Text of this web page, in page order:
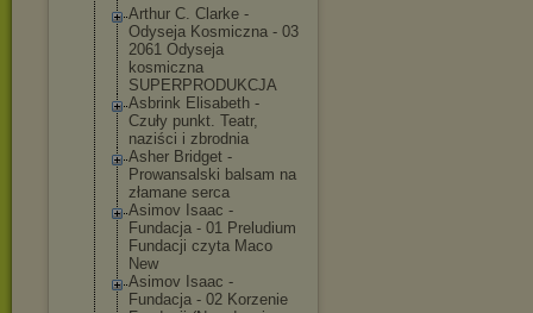
Arthur C. Clarke -
Odyseja Kosmiczna - 03
2061 Odyseja
kosmiczna
SUPERPRODUKCJA
Asbrink Elisabeth -
Czuły punkt. Teatr,
naziści i zbrodnia
Asher Bridget -
Prowansalski balsam na
złamane serca
Asimov Isaac -
Fundacja - 01 Preludium
Fundacji czyta Maco
New
Asimov Isaac -
Fundacja - 02 Korzenie